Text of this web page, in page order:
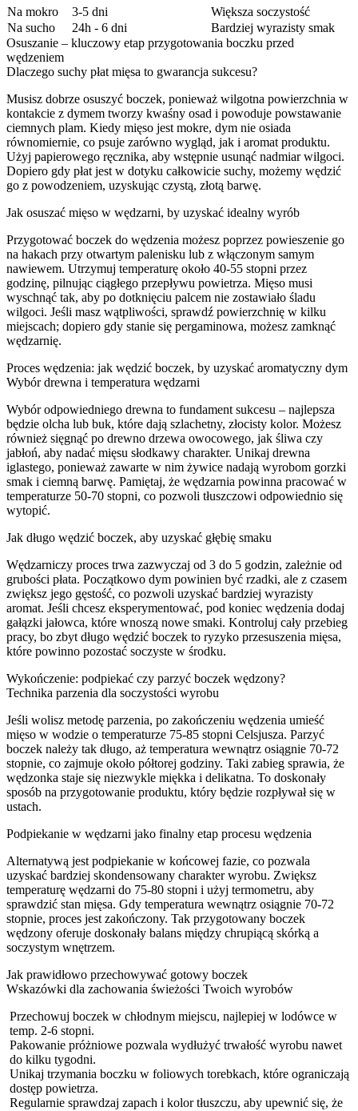
Na mokro
3-5 dni
Większa soczystość
Na sucho
24h - 6 dni
Bardziej wyrazisty smak
Osuszanie – kluczowy etap przygotowania boczku przed
wędzeniem
Dlaczego suchy płat mięsa to gwarancja sukcesu?
Musisz dobrze osuszyć boczek, ponieważ wilgotna powierzchnia w
kontakcie z dymem tworzy kwaśny osad i powoduje powstawanie
ciemnych plam. Kiedy mięso jest mokre, dym nie osiada
równomiernie, co psuje zarówno wygląd, jak i aromat produktu.
Użyj papierowego ręcznika, aby wstępnie usunąć nadmiar wilgoci.
Dopiero gdy płat jest w dotyku całkowicie suchy, możemy wędzić
go z powodzeniem, uzyskując czystą, złotą barwę.
Jak osuszać mięso w wędzarni, by uzyskać idealny wyrób
Przygotować boczek do wędzenia możesz poprzez powieszenie go
na hakach przy otwartym palenisku lub z włączonym samym
nawiewem. Utrzymuj temperaturę około 40-55 stopni przez
godzinę, pilnując ciągłego przepływu powietrza. Mięso musi
wyschnąć tak, aby po dotknięciu palcem nie zostawiało śladu
wilgoci. Jeśli masz wątpliwości, sprawdź powierzchnię w kilku
miejscach; dopiero gdy stanie się pergaminowa, możesz zamknąć
wędzarnię.
Proces wędzenia: jak wędzić boczek, by uzyskać aromatyczny dym
Wybór drewna i temperatura wędzarni
Wybór odpowiedniego drewna to fundament sukcesu – najlepsza
będzie olcha lub buk, które dają szlachetny, złocisty kolor. Możesz
również sięgnąć po drewno drzewa owocowego, jak śliwa czy
jabłoń, aby nadać mięsu słodkawy charakter. Unikaj drewna
iglastego, ponieważ zawarte w nim żywice nadają wyrobom gorzki
smak i ciemną barwę. Pamiętaj, że wędzarnia powinna pracować w
temperaturze 50-70 stopni, co pozwoli tłuszczowi odpowiednio się
wytopić.
Jak długo wędzić boczek, aby uzyskać głębię smaku
Wędzarniczy proces trwa zazwyczaj od 3 do 5 godzin, zależnie od
grubości płata. Początkowo dym powinien być rzadki, ale z czasem
zwiększ jego gęstość, co pozwoli uzyskać bardziej wyrazisty
aromat. Jeśli chcesz eksperymentować, pod koniec wędzenia dodaj
gałązki jałowca, które wnoszą nowe smaki. Kontroluj cały przebieg
pracy, bo zbyt długo wędzić boczek to ryzyko przesuszenia mięsa,
które powinno pozostać soczyste w środku.
Wykończenie: podpiekać czy parzyć boczek wędzony?
Technika parzenia dla soczystości wyrobu
Jeśli wolisz metodę parzenia, po zakończeniu wędzenia umieść
mięso w wodzie o temperaturze 75-85 stopni Celsjusza. Parzyć
boczek należy tak długo, aż temperatura wewnątrz osiągnie 70-72
stopnie, co zajmuje około półtorej godziny. Taki zabieg sprawia, że
wędzonka staje się niezwykle miękka i delikatna. To doskonały
sposób na przygotowanie produktu, który będzie rozpływał się w
ustach.
Podpiekanie w wędzarni jako finalny etap procesu wędzenia
Alternatywą jest podpiekanie w końcowej fazie, co pozwala
uzyskać bardziej skondensowany charakter wyrobu. Zwiększ
temperaturę wędzarni do 75-80 stopni i użyj termometru, aby
sprawdzić stan mięsa. Gdy temperatura wewnątrz osiągnie 70-72
stopnie, proces jest zakończony. Tak przygotowany boczek
wędzony oferuje doskonały balans między chrupiącą skórką a
soczystym wnętrzem.
Jak prawidłowo przechowywać gotowy boczek
Wskazówki dla zachowania świeżości Twoich wyrobów
Przechowuj boczek w chłodnym miejscu, najlepiej w lodówce w
temp. 2-6 stopni.
Pakowanie próżniowe pozwala wydłużyć trwałość wyrobu nawet
do kilku tygodni.
Unikaj trzymania boczku w foliowych torebkach, które ograniczają
dostęp powietrza.
Regularnie sprawdzaj zapach i kolor tłuszczu, aby upewnić się, że